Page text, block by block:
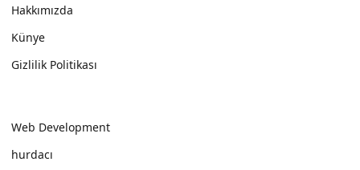
Hakkımızda
Künye
Gizlilik Politikası
Web Development
hurdacı